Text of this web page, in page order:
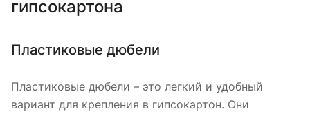
гипсокартона
Пластиковые дюбели
Пластиковые дюбели – это легкий и удобный
вариант для крепления в гипсокартон. Они